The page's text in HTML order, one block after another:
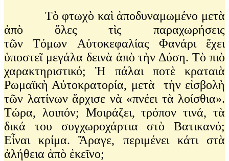
Τὸ φτωχὸ καὶ ἀποδυναμωμένο μετὰ
ἀπὸ ὅλες τὶς παραχωρήσεις
τῶν Tόμων Aὐτοκεφαλίας Φανάρι ἔχει
ὑποστεῖ μεγάλα δεινὰ ἀπὸ τὴν Δύση. Τὸ πιὸ
χαρακτηριστικό; Ἡ πάλαι ποτὲ κραταιὰ
Ρωμαϊκὴ Αὐτοκρατορία, μετὰ τὴν εἰσβολὴ
τῶν λατίνων ἄρχισε νὰ «πνέει τὰ λοίσθια».
Τώρα, λοιπόν; Μοιράζει, τρόπον τινά, τὰ
δικά του συγχωροχάρτια στὸ Βατικανό;
Εἶναι κρίμα. Ἄραγε, περιμένει κάτι στὰ
ἀλήθεια ἀπὸ ἐκεῖνο;